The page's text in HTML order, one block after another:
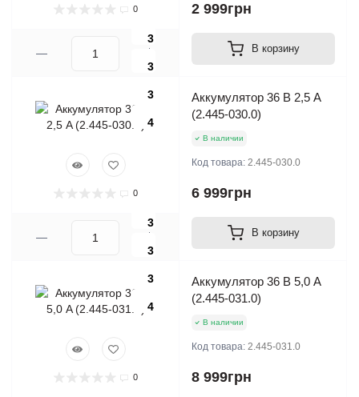
0 2 999грн
В корзину
3
3
3
4
0
Аккумулятор 36 В 2,5 A
(2.445-030.0)
В наличии
Код товара: 2.445-030.0
6 999грн
В корзину
3
3
3
4
0
Аккумулятор 36 В 5,0 A
(2.445-031.0)
В наличии
Код товара: 2.445-031.0
8 999грн